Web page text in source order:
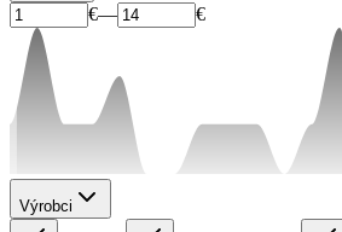
€— €
Výrobci